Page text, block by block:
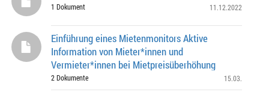
1 Dokument 11.12.2022
Einführung eines Mietenmonitors Aktive
Information von Mieter*innen und
Vermieter*innen bei Mietpreisüberhöhung
2 Dokumente 15.03.